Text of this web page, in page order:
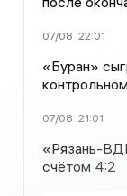
07/08 22:01
«Буран»
07/08 21:01
«Рязань-
счётом 4:2